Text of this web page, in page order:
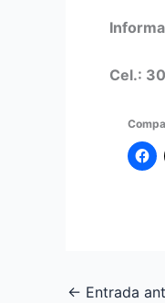
Cel.:
← Entrada